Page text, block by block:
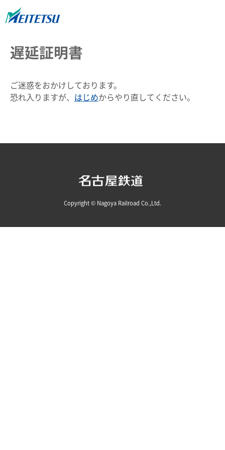
遅延証明書
ご迷惑をおかけしております。
恐れ入りますが、 はじめからやり直してください。
Copyright © Nagoya Railroad Co.,Ltd.